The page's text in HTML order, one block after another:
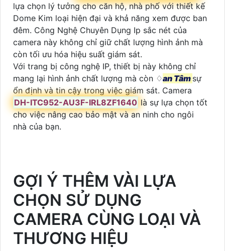
lựa chọn lý tưởng cho căn hộ, nhà phố với thiết kế
Dome Kim loại hiện đại và khả năng xem được ban
đêm. Công Nghệ Chuyên Dụng Ip sắc nét của
camera này không chỉ giữ chất lượng hình ảnh mà
còn tối ưu hóa hiệu suất giám sát.
Với trang bị công nghệ IP, thiết bị này không chỉ
mang lại hình ảnh chất lượng mà còn ♢an Tâm sự
ổn định và tin cậy trong việc giám sát. Camera
DH-ITC952-AU3F-IRL8ZF1640 là sự lựa chọn tốt
cho việc nâng cao bảo mật và an ninh cho ngôi
nhà của bạn.
GỢI Ý THÊM VÀI LỰA
CHỌN SỬ DỤNG
CAMERA CÙNG LOẠI VÀ
THƯƠNG HIỆU